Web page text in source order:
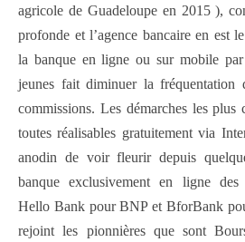
agricole de Guadeloupe en 2015 ),
profonde et l’agence bancaire en est
la banque en ligne ou sur mobile
jeunes fait diminuer la fréquentation
commissions. Les démarches les plus
toutes réalisables gratuitement via
anodin de voir fleurir depuis
banque exclusivement en ligne des
Hello Bank pour BNP et BforBank
rejoint les pionnières que sont